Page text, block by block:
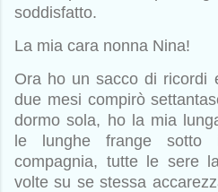
soddisfatto.
La mia cara nonna Nina!
Ora ho un sacco di ricordi
due mesi compirò
dormo sola, ho la mia
le lunghe frange sotto
compagnia, tutte le sere
volte su se stessa